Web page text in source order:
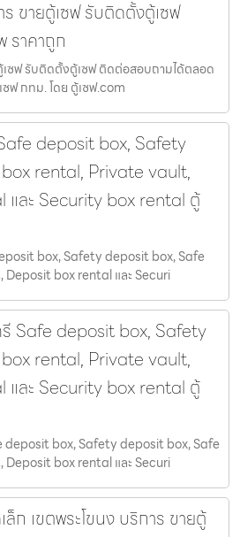
ขายตู้เซฟ รับติดตั้งตู้เซฟ
ราคาถูก
เซฟ รับติดตั้งตู้เซฟ ติดต่อสอบถามได้ตลอด
ฟ กทม. โดย ตู้เซฟ.com
deposit box, Safety
rental, Private vault,
และ Security box rental ตู้
box, Safety deposit box, Safe
box rental และ Securi
Safe deposit box, Safety
rental, Private vault,
และ Security box rental ตู้
deposit box, Safety deposit box, Safe
box rental และ Securi
ล็ก เขตพระโขนง บริการ ขายตู้